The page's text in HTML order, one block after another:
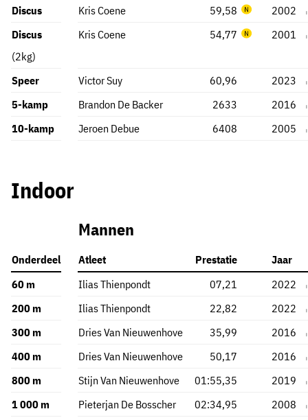
Discus
Kris Coene 59,58
2002
Discus
(2kg)
Kris Coene 54,77 2001
Speer Victor Suy 60,96
2023
5-kamp
Brandon De Backer 2633
2016
10-kamp
Jeroen Debue 6408 2005
Indoor
Mannen
Onderdeel Atleet Prestatie
Jaar
60 m
Ilias Thienpondt 07,21
2022
200 m
Ilias Thienpondt 22,82
2022
300 m
Dries Van Nieuwenhove 35,99
2016
400 m
Dries Van Nieuwenhove 50,17
2016
800 m
Stijn Van Nieuwenhove 01:55,35
2019
1 000 m
Pieterjan De Bosscher 02:34,95
2008